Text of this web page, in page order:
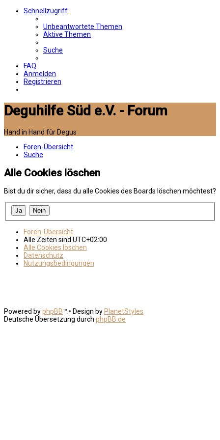
Schnellzugriff
Unbeantwortete Themen
Aktive Themen
Suche
FAQ
Anmelden
Registrieren
Deguhilfe Süd e.V. - Forum
Hand in Hand für Degus
Foren-Übersicht
Suche
Alle Cookies löschen
Bist du dir sicher, dass du alle Cookies des Boards löschen möchtest?
Foren-Übersicht
Alle Zeiten sind UTC+02:00
Alle Cookies löschen
Datenschutz
Nutzungsbedingungen
Powered byphpBB™ • Design by PlanetStyles
Deutsche Übersetzung durch phpBB.de